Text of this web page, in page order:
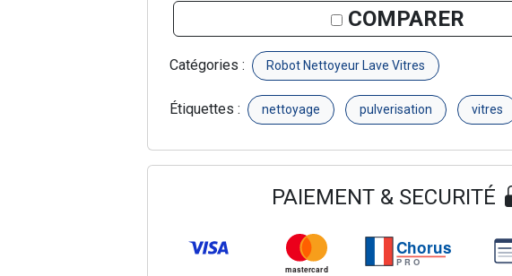
COMPARER
Catégories : Robot Nettoyeur Lave Vitres
Étiquettes : nettoyage pulverisation vitres
PAIEMENT & SECURITÉ
mastercard
Chorus
PRO